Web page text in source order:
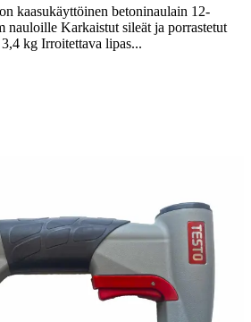
kaasukäyttöinen betoninaulain 12-
nauloille Karkaistut sileät ja porrastetut
kg Irroitettava lipas...